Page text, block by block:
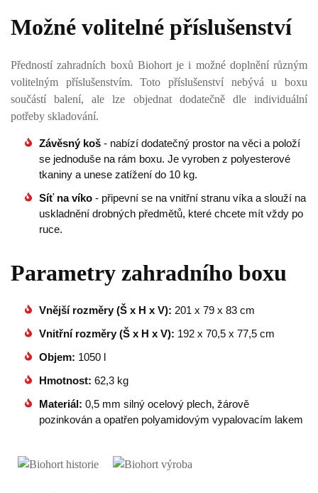
Možné volitelné příslušenství
Předností zahradních boxů Biohort je i možné doplnění různým
volitelným příslušenstvím. Toto příslušenství nebývá u boxu
součástí balení, ale lze objednat dodatečně dle individuální
potřeby skladování.
Závěsný koš - nabízí dodatečný prostor na věci a položí
se jednoduše na rám boxu. Je vyroben z polyesterové
tkaniny a unese zatížení do 10 kg.
Síť na víko - připevní se na vnitřní stranu víka a slouží na
uskladnění drobných předmětů, které chcete mít vždy po
ruce.
Parametry zahradního boxu
Vnější rozměry (Š x H x V): 201 x 79 x 83 cm
Vnitřní rozměry (Š x H x V): 192 x 70,5 x 77,5 cm
Objem: 1050 l
Hmotnost: 62,3 kg
Materiál: 0,5 mm silný ocelový plech, žárově
pozinkován a opatřen polyamidovým vypalovacím lakem